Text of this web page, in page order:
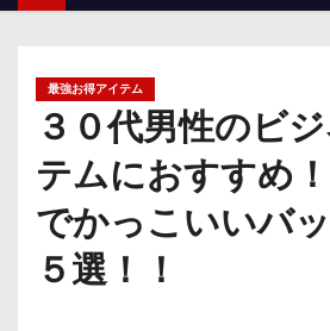
最強お得アイテム
３０代男性のビ
テムにおすすめ
でかっこいいバ
５選！！